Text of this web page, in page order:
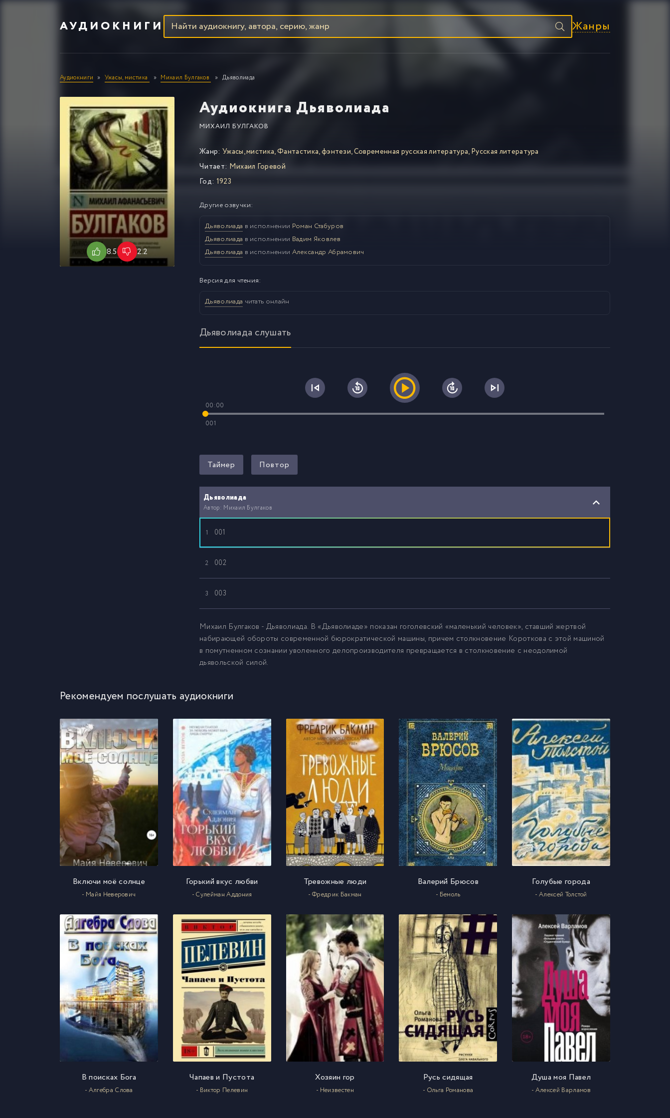
АУДИОКНИГИ Жанры
Аудиокниги Ужасы, мистика Михаил Булгаков Дьяволиада
Аудиокнига Дьяволиада
МИХАИЛ БУЛГАКОВ
8.5 2.2
Жанр: Ужасы, мистика,Фантастика, фэнтези,Современная русская литература,Русская литература
Читает: Михаил Горевой
Год: 1923
Другие озвучки:
Дьяволиада в исполнении Роман Стабуров
Дьяволиада в исполнении Вадим Яковлев
Дьяволиада в исполнении Александр Абрамович
Версия для чтения:
Дьяволиада читать онлайн
Дьяволиада слушать
00:00
001
Таймер Повтор
Дьяволиада
Автор: Михаил Булгаков
1 001
2 002
3 003
Михаил Булгаков - Дьяволиада. В «Дьяволиаде» показан гоголевский «маленький человек», ставший жертвой
набирающей обороты современной бюрократической машины, причем столкновение Короткова с этой машиной
в помутненном сознании уволенного делопроизводителя превращается в столкновение с неодолимой
дьявольской силой.
Рекомендуем послушать аудиокниги
Включи моё солнце
- Майя Неверович
Горький вкус любви
- Сулейман Аддония
Тревожные люди
- Фредрик Бакман
Валерий Брюсов
- Бемоль
Голубые города
- Алексей Толстой
В поисках Бога
- Алгебра Слова
Чапаев и Пустота
- Виктор Пелевин
Хозяин гор
- Неизвестен
Русь сидящая
- Ольга Романова
Душа моя Павел
- Алексей Варламов